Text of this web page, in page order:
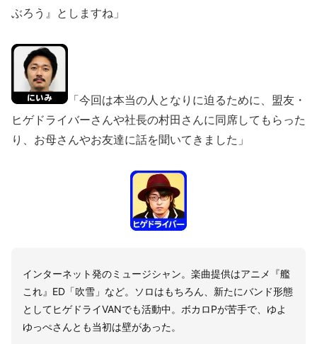
ぶろう』としますね」
「今回は本当の人となりに迫るために、盟友・
ヒゲドライバーさんや社長の村田さんに同席してもらった
り、お母さんやお友達に話を聞いてきました」
インターネット発のミュージシャン。楽曲提供はアニメ『艦
これ』ED「吹雪」など。ソロはもちろん、新たにバンド形態
としてヒゲドライVANでも活動中。ボカロPが苦手で、ゆよ
ゆっぺさんとも当初は壁があった。